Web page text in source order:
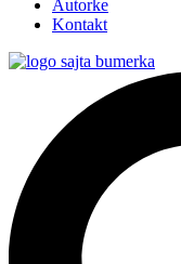
Autorke
Kontakt